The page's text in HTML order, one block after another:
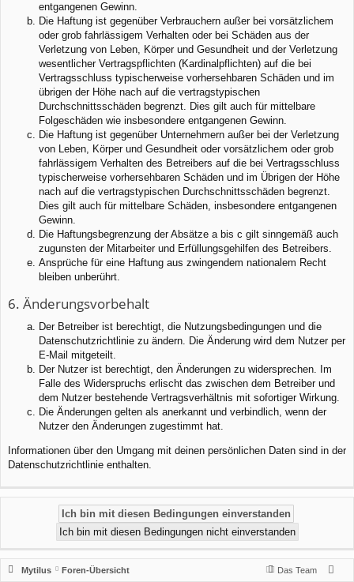
entgangenen Gewinn.
Die Haftung ist gegenüber Verbrauchern außer bei vorsätzlichem
oder grob fahrlässigem Verhalten oder bei Schäden aus der
Verletzung von Leben, Körper und Gesundheit und der Verletzung
wesentlicher Vertragspflichten (Kardinalpflichten) auf die bei
Vertragsschluss typischerweise vorhersehbaren Schäden und im
übrigen der Höhe nach auf die vertragstypischen
Durchschnittsschäden begrenzt. Dies gilt auch für mittelbare
Folgeschäden wie insbesondere entgangenen Gewinn.
Die Haftung ist gegenüber Unternehmern außer bei der Verletzung
von Leben, Körper und Gesundheit oder vorsätzlichem oder grob
fahrlässigem Verhalten des Betreibers auf die bei Vertragsschluss
typischerweise vorhersehbaren Schäden und im Übrigen der Höhe
nach auf die vertragstypischen Durchschnittsschäden begrenzt.
Dies gilt auch für mittelbare Schäden, insbesondere entgangenen
Gewinn.
Die Haftungsbegrenzung der Absätze a bis c gilt sinngemäß auch
zugunsten der Mitarbeiter und Erfüllungsgehilfen des Betreibers.
Ansprüche für eine Haftung aus zwingendem nationalem Recht
bleiben unberührt.
6. Änderungsvorbehalt
Der Betreiber ist berechtigt, die Nutzungsbedingungen und die
Datenschutzrichtlinie zu ändern. Die Änderung wird dem Nutzer per
E-Mail mitgeteilt.
Der Nutzer ist berechtigt, den Änderungen zu widersprechen. Im
Falle des Widerspruchs erlischt das zwischen dem Betreiber und
dem Nutzer bestehende Vertragsverhältnis mit sofortiger Wirkung.
Die Änderungen gelten als anerkannt und verbindlich, wenn der
Nutzer den Änderungen zugestimmt hat.
Informationen über den Umgang mit deinen persönlichen Daten sind in der
Datenschutzrichtlinie enthalten.
Mytilus Foren-Übersicht Das Team